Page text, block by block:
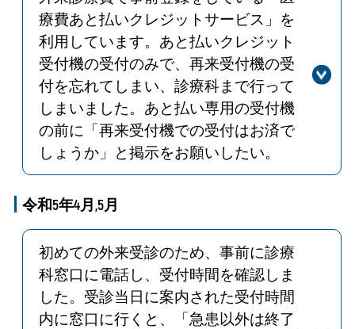
てまいります。（R5.9）
療費あと払いクレジットサービス」を
利用しています。あと払いクレジット
受付機の受付のみで、再来受付機の受
付を忘れてしまい、診療科まで行って
しまいました。あと払い専用の受付機
の前に「再来受付機での受付はお済で
しょうか」と掲示をお願いしたい。
回答
ご意見ありがとうございます。あと払
いクレジット受付機のモニターの画面
下に「再来受付機での受付はお済みで
しょうか」と掲示しました。また、案
内係によるお声かけも実施いたしま
す。（R5.9
令和5年4月,5月
初めての外来受診のため、事前に診療
科窓口に電話し、受付時間を確認しま
した。受診当日に案内された受付時間
内に窓口に行くと、「急患以外は終了